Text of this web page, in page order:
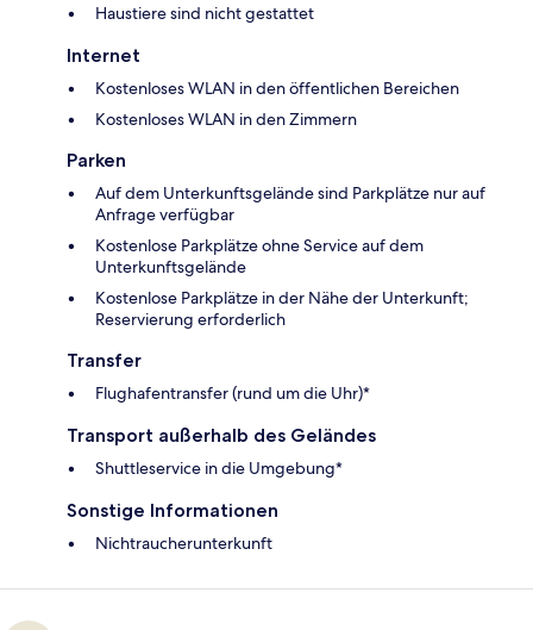
Haustiere sind nicht gestattet
Internet
Kostenloses WLAN in den öffentlichen Bereichen
Kostenloses WLAN in den Zimmern
Parken
Auf dem Unterkunftsgelände sind Parkplätze nur auf
Anfrage verfügbar
Kostenlose Parkplätze ohne Service auf dem
Unterkunftsgelände
Kostenlose Parkplätze in der Nähe der Unterkunft;
Reservierung erforderlich
Transfer
Flughafentransfer (rund um die Uhr)*
Transport außerhalb des Geländes
Shuttleservice in die Umgebung*
Sonstige Informationen
Nichtraucherunterkunft